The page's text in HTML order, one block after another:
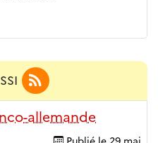
allemande